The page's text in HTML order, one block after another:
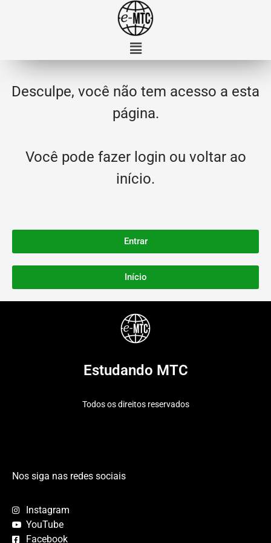
Desculpe, você não tem acesso a esta
página.
Você pode fazer login ou voltar ao
início.
Entrar
Início
Estudando MTC
Todos os direitos reservados
Nos siga nas redes sociais
Instagram
YouTube
Facebook